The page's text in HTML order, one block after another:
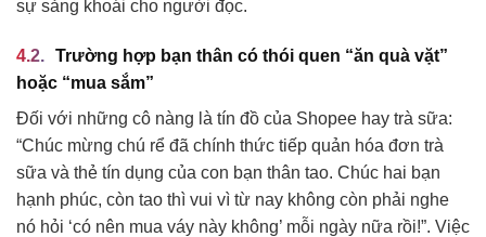
sự sảng khoái cho người đọc.
Trường hợp bạn thân có thói quen “ăn quà vặt”
hoặc “mua sắm”
Đối với những cô nàng là tín đồ của Shopee hay trà sữa:
“Chúc mừng chú rể đã chính thức tiếp quản hóa đơn trà
sữa và thẻ tín dụng của con bạn thân tao. Chúc hai bạn
hạnh phúc, còn tao thì vui vì từ nay không còn phải nghe
nó hỏi ‘có nên mua váy này không’ mỗi ngày nữa rồi!”. Việc